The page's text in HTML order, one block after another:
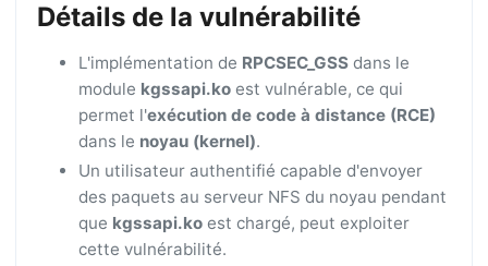
Détails de la vulnérabilité
L'implémentation de RPCSEC_GSSdans le
module kgssapi.koest vulnérable, ce qui
permet l'exécution de code à distance (RCE)
dans le noyau (kernel).
Un utilisateur authentifié capable d'envoyer
des paquets au serveur NFS du noyau pendant
que kgssapi.koest chargé, peut exploiter
cette vulnérabilité.